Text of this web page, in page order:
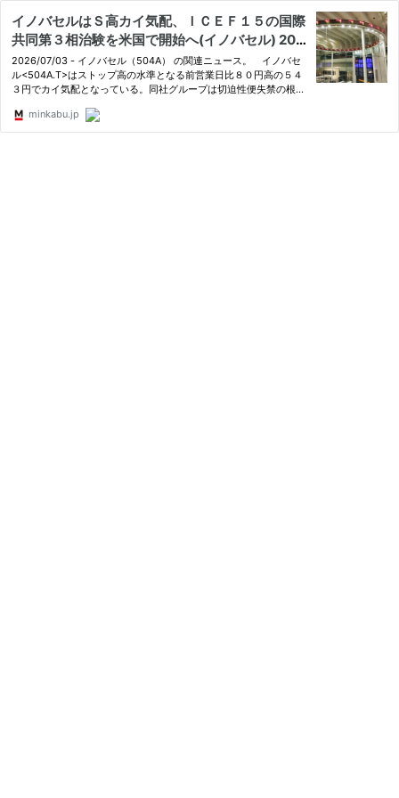
イノバセルはＳ高カイ気配、ＩＣＥＦ１５の国際
共同第３相治験を米国で開始へ(イノバセル) 202
6年07月03日[みんかぶ] - みんかぶ
2026/07/03 - イノバセル（504A） の関連ニュース。 イノバセ
ル<504A.T>はストップ高の水準となる前営業日比８０円高の５４
３円でカイ気配となっている。同社グループは切迫性便失禁の根本
ａ試験）を日本と欧州で実施している。２日の取引終了後、米国食
品…
minkabu.jp